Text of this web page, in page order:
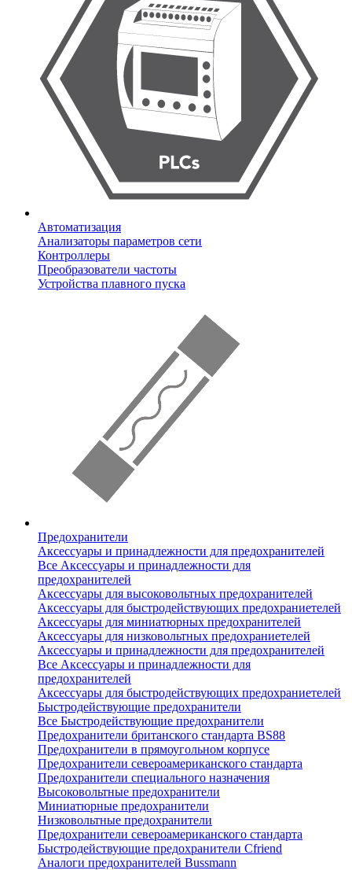
Автоматизация
Анализаторы параметров сети
Контроллеры
Преобразователи частоты
Устройства плавного пуска
Предохранители
Аксессуары и принадлежности для предохранителей
Все Аксессуары и принадлежности для
предохранителей
Аксессуары для высоковольтных предохранителей
Аксессуары для быстродействующих предохраниетелей
Аксессуары для миниатюрных предохранителей
Аксессуары для низковольтных предохраниетелей
Аксессуары и принадлежности для предохранителей
Все Аксессуары и принадлежности для
предохранителей
Аксессуары для быстродействующих предохраниетелей
Быстродействующие предохранители
Все Быстродействующие предохранители
Предохранители британского стандарта BS88
Предохранители в прямоугольном корпусе
Предохранители североамериканского стандарта
Предохранители специального назначения
Высоковольтные предохранители
Миниатюрные предохранители
Низковольтные предохранители
Предохранители североамериканского стандарта
Быстродействующие предохранители Cfriend
Аналоги предохранителей Bussmann